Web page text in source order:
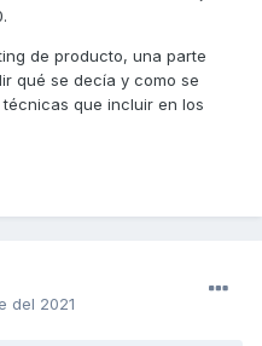
de producto, una parte
qué se decía y como se
que incluir en los
del 2021